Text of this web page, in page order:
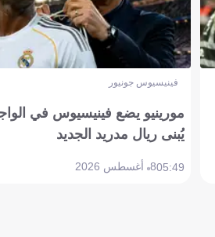
فينيسيوس جونيور
مورينيو يضع فينيسيوس في
يُبنى ريال مدريد الجديد
05:498 أغسطس 2026